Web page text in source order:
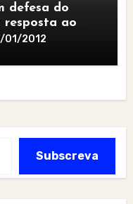
defesa do
ao
01/2012
Subscreva